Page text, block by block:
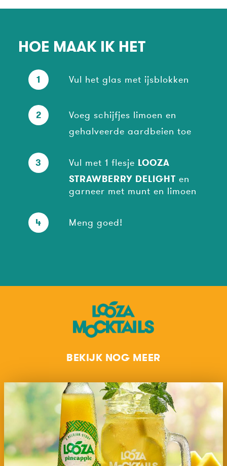
HOE MAAK IK HET
1 Vul het glas met ijsblokken
2
Voeg schijfjes limoen en
gehalveerde aardbeien toe
3 Vul met 1 flesje LOOZA
STRAWBERRY DELIGHT en
garneer met munt en limoen
4 Meng goed!
BEKIJK NOG MEER